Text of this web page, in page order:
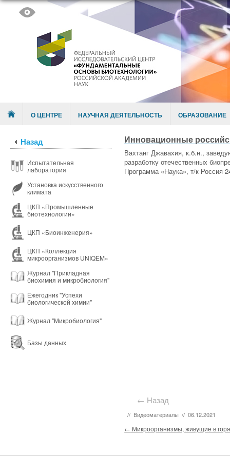
Menu О ЦЕНТРЕ НАУЧНАЯ ДЕЯТЕЛЬНОСТЬ ОБРАЗОВАНИЕ
Назад
Испытательная
лаборатория
Установка искусственного
климата
ЦКП «Промышленные
биотехнологии»
ЦКП «Биоинженерия»
ЦКП «Коллекция
микроорганизмов UNIQEM»
Журнал "Прикладная
биохимия и микробиология"
Ежегодник "Успехи
биологической химии"
Журнал "Микробиология"
Базы данных
Инновационные
Вахтанг Джавахия, к.б.н.,
разработку отечественных
Программа «Наука», т/к Россия
← Назад
// Видеоматериалы // 06.12.2021
Post navigation
← Микроорганизмы, живущие в